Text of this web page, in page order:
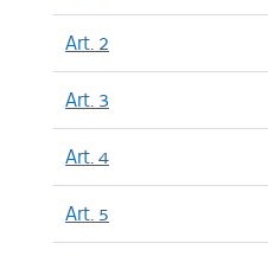
Art. 2
Art. 3
Art. 4
Art. 5